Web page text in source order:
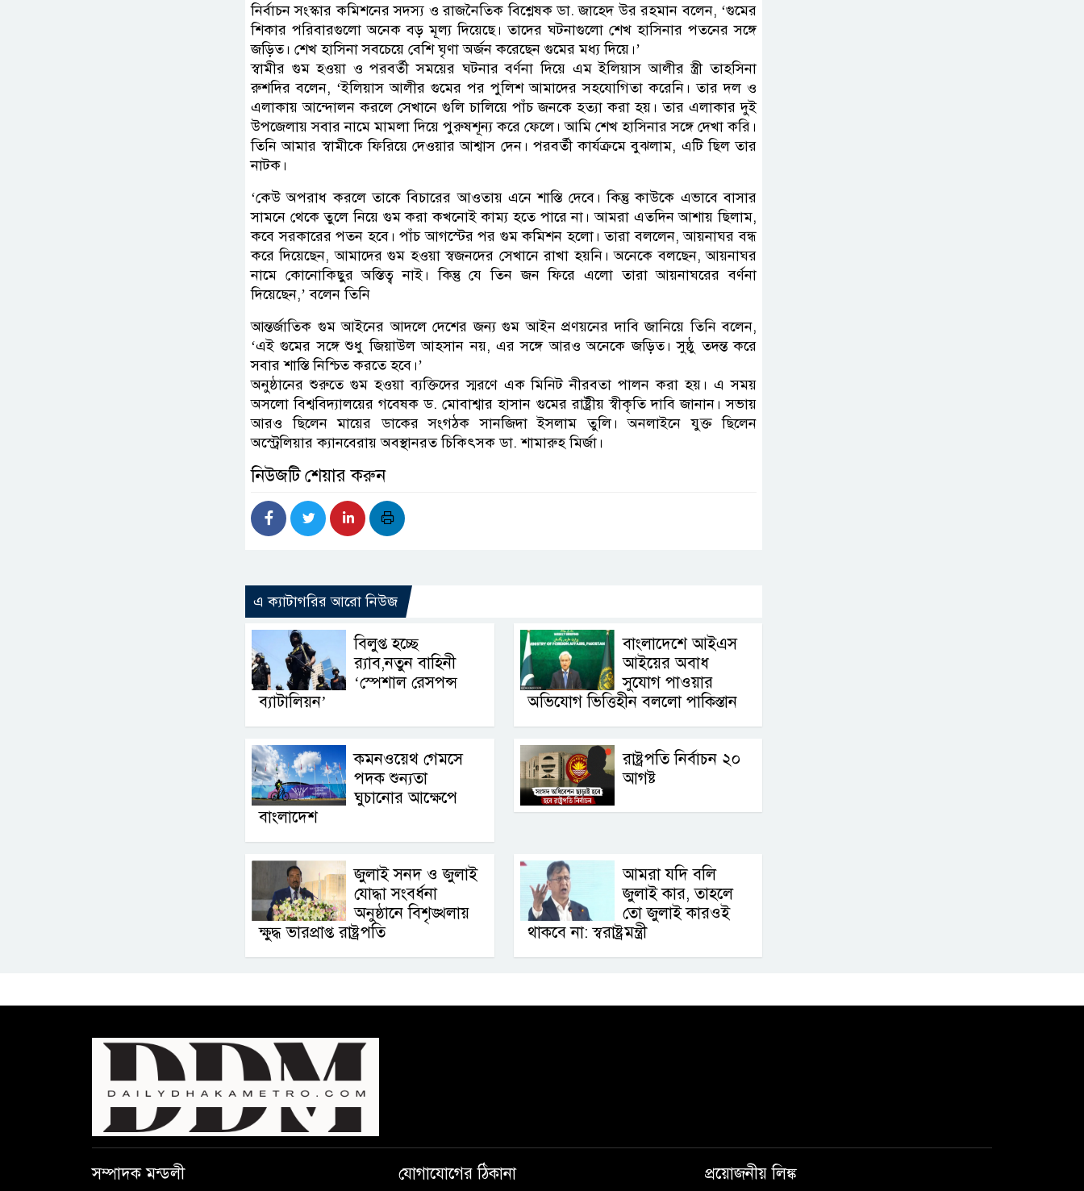
নির্বাচন সংস্কার কমিশনের সদস্য ও রাজনৈতিক বিশ্লেষক ডা. জাহেদ উর রহমান বলেন, ‘গুমের
শিকার পরিবারগুলো অনেক বড় মূল্য দিয়েছে। তাদের ঘটনাগুলো শেখ হাসিনার পতনের সঙ্গে
জড়িত। শেখ হাসিনা সবচেয়ে বেশি ঘৃণা অর্জন করেছেন গুমের মধ্য দিয়ে।’
স্বামীর গুম হওয়া ও পরবর্তী সময়ের ঘটনার বর্ণনা দিয়ে এম ইলিয়াস আলীর স্ত্রী তাহসিনা
রুশদির বলেন, ‘ইলিয়াস আলীর গুমের পর পুলিশ আমাদের সহযোগিতা করেনি। তার দল ও
এলাকায় আন্দোলন করলে সেখানে গুলি চালিয়ে পাঁচ জনকে হত্যা করা হয়। তার এলাকার দুই
উপজেলায় সবার নামে মামলা দিয়ে পুরুষশূন্য করে ফেলে। আমি শেখ হাসিনার সঙ্গে দেখা করি।
তিনি আমার স্বামীকে ফিরিয়ে দেওয়ার আশ্বাস দেন। পরবর্তী কার্যক্রমে বুঝলাম, এটি ছিল তার
নাটক।
‘কেউ অপরাধ করলে তাকে বিচারের আওতায় এনে শাস্তি দেবে। কিন্তু কাউকে এভাবে বাসার
সামনে থেকে তুলে নিয়ে গুম করা কখনোই কাম্য হতে পারে না। আমরা এতদিন আশায় ছিলাম,
কবে সরকারের পতন হবে। পাঁচ আগস্টের পর গুম কমিশন হলো। তারা বললেন, আয়নাঘর বন্ধ
করে দিয়েছেন, আমাদের গুম হওয়া স্বজনদের সেখানে রাখা হয়নি। অনেকে বলছেন, আয়নাঘর
নামে কোনোকিছুর অস্তিত্ব নাই। কিন্তু যে তিন জন ফিরে এলো তারা আয়নাঘরের বর্ণনা
দিয়েছেন,’ বলেন তিনি
আন্তর্জাতিক গুম আইনের আদলে দেশের জন্য গুম আইন প্রণয়নের দাবি জানিয়ে তিনি বলেন,
‘এই গুমের সঙ্গে শুধু জিয়াউল আহসান নয়, এর সঙ্গে আরও অনেকে জড়িত। সুষ্ঠু তদন্ত করে
সবার শাস্তি নিশ্চিত করতে হবে।’
অনুষ্ঠানের শুরুতে গুম হওয়া ব্যক্তিদের স্মরণে এক মিনিট নীরবতা পালন করা হয়। এ সময়
অসলো বিশ্ববিদ্যালয়ের গবেষক ড. মোবাশ্বার হাসান গুমের রাষ্ট্রীয় স্বীকৃতি দাবি জানান। সভায়
আরও ছিলেন মায়ের ডাকের সংগঠক সানজিদা ইসলাম তুলি। অনলাইনে যুক্ত ছিলেন
অস্ট্রেলিয়ার ক্যানবেরায় অবস্থানরত চিকিৎসক ডা. শামারুহ মির্জা।
নিউজটি শেয়ার করুন
এ ক্যাটাগরির আরো নিউজ
বিলুপ্ত হচ্ছে
র‍্যাব,নতুন বাহিনী
‘স্পেশাল রেসপন্স
ব্যাটালিয়ন’
বাংলাদেশে আইএস
আইয়ের অবাধ
সুযোগ পাওয়ার
অভিযোগ ভিত্তিহীন বললো পাকিস্তান
কমনওয়েথ গেমসে
পদক শুন্যতা
ঘুচানোর আক্ষেপে
বাংলাদেশ
রাষ্ট্রপতি নির্বাচন ২০
আগষ্ট
জুলাই সনদ ও জুলাই
যোদ্ধা সংবর্ধনা
অনুষ্ঠানে বিশৃঙ্খলায়
ক্ষুদ্ধ ভারপ্রাপ্ত রাষ্ট্রপতি
আমরা যদি বলি
জুলাই কার, তাহলে
তো জুলাই কারওই
থাকবে না: স্বরাষ্ট্রমন্ত্রী
সম্পাদক মন্ডলী যোগাযোগের ঠিকানা প্রয়োজনীয় লিঙ্ক